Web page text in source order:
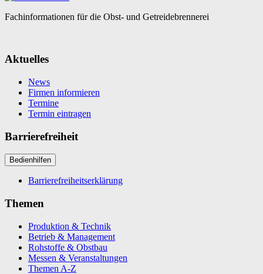
Fachinformationen für die Obst- und Getreidebrennerei
Aktuelles
News
Firmen informieren
Termine
Termin eintragen
Barrierefreiheit
Bedienhilfen
Barrierefreiheitserklärung
Themen
Produktion & Technik
Betrieb & Management
Rohstoffe & Obstbau
Messen & Veranstaltungen
Themen A-Z